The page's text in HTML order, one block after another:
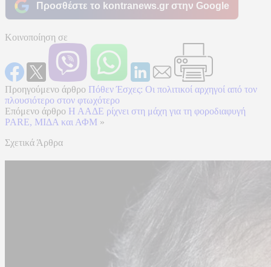
Προσθέστε το kontranews.gr στην Google
Κοινοποίηση σε
Προηγούμενο άρθρο Πόθεν Έσχες: Οι πολιτικοί αρχηγοί από τον
πλουσιότερο στον φτωχότερο
Επόμενο άρθρο Η ΑΑΔΕ ρίχνει στη μάχη για τη φοροδιαφυγή
PARE, ΜΙΔΑ και ΑΦΜ »
Σχετικά Άρθρα